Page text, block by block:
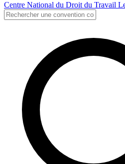
Centre National du Droit du Travail